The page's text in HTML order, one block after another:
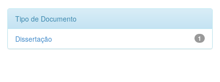
Tipo de Documento
1
Dissertação